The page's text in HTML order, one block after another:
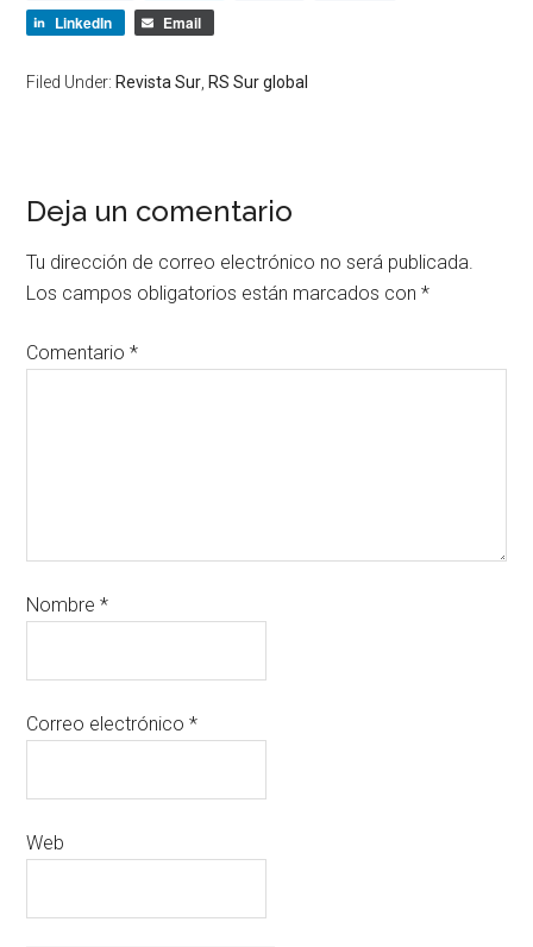
LinkedIn
Email
Filed Under: Revista Sur, RS Sur global
Deja un comentario
Tu dirección de correo electrónico no será publicada.
Los campos obligatorios están marcados con*
Comentario*
Nombre*
Correo electrónico*
Web